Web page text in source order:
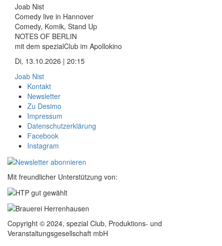
Joab Nist
Comedy live in Hannover
Comedy, Komik, Stand Up
NOTES OF BERLIN
mit dem spezialClub im Apollokino
Di, 13.10.2026 | 20:15
Joab Nist
Kontakt
Newsletter
Zu Desimo
Impressum
Datenschutzerklärung
Facebook
Instagram
Mit freundlicher Unterstützung von:
Copyright © 2024, spezial Club, Produktions- und
Veranstaltungsgesellschaft mbH